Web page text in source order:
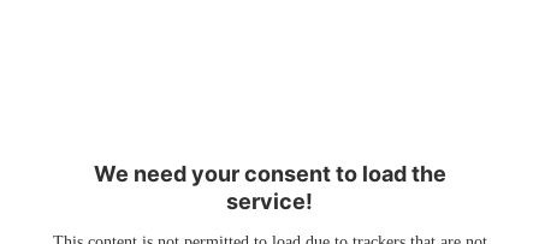
We need your consent to load the
service!